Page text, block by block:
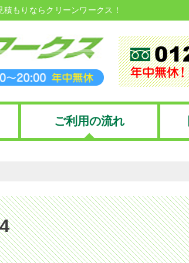
もりならクリーンワークス！
ご利用の流れ